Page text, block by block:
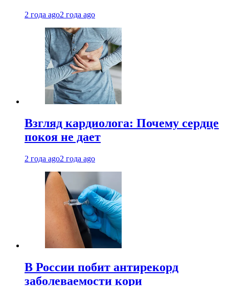
2 года ago2 года ago
Взгляд кардиолога: Почему сердце
покоя не дает
2 года ago2 года ago
В России побит антирекорд
заболеваемости кори